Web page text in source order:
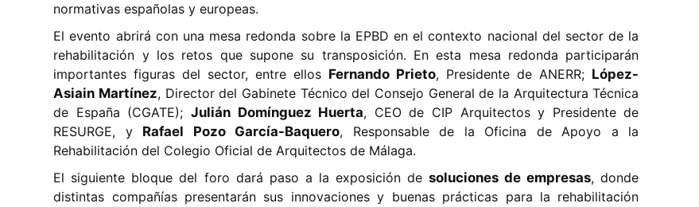
normativas españolas y europeas.
El evento abrirá con una mesa redonda sobre la EPBD en el contexto nacional del sector de la
rehabilitación y los retos que supone su transposición. En esta mesa redonda participarán
importantes figuras del sector, entre ellos Fernando Prieto, Presidente de ANERR; López-
Asiain Martínez, Director del Gabinete Técnico del Consejo General de la Arquitectura Técnica
de España (CGATE); Julián Domínguez Huerta, CEO de CIP Arquitectos y Presidente de
RESURGE, y Rafael Pozo García-Baquero, Responsable de la Oficina de Apoyo a la
Rehabilitación del Colegio Oficial de Arquitectos de Málaga.
El siguiente bloque del foro dará paso a la exposición desoluciones de empresas, donde
distintas compañías presentarán sus innovaciones y buenas prácticas para la rehabilitación